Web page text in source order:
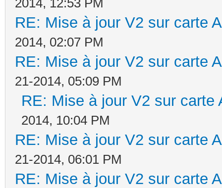
RE: Mise à jour V2 sur carte
2014, 02:07 PM
RE: Mise à jour V2 sur carte
21-2014, 05:09 PM
RE: Mise à jour V2 sur carte
2014, 10:04 PM
RE: Mise à jour V2 sur carte
21-2014, 06:01 PM
RE: Mise à jour V2 sur carte